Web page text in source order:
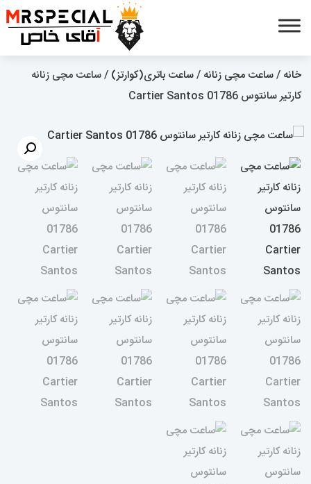
خانه /ساعت مچی زنانه /ساعت باتری(کوارتز) / ساعت مچی زنانه
کارتیر سانتوس 01786 Cartier Santos